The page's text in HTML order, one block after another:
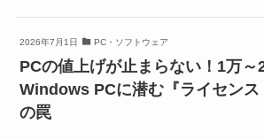
2026年7月1日 PC・ソフトウェア
PCの値上げが止まらない！1万～
Windows PCに潜む『ライセンス
の罠